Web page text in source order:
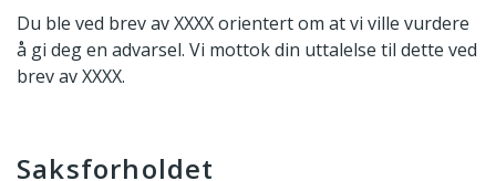
Du ble ved brev av XXXX orientert om at vi ville vurdere
å gi deg en advarsel. Vi mottok din uttalelse til dette ved
brev av XXXX.
Saksforholdet